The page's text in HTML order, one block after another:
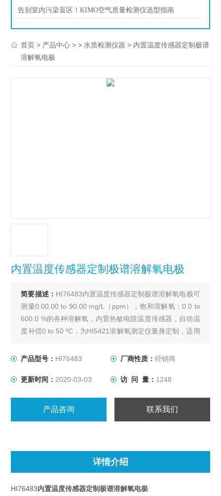
告别室内污染盲区！KIMO空气质量检测仪选型指南
首页 > 产品中心 > > 水质检测仪器 > 内置温度传感器定制极谱
溶解氧电极
内置温度传感器定制极谱溶解氧电极
简要描述： HI76483内置温度传感器定制极谱溶解氧电极可
测量0.00.00 to 90.00 mg/L（ppm），饱和溶解氧：0.0 to
600.0 %的各种溶解氧，内置热敏电阻温度传感器，自动温
度补偿0 to 50 ºC，为HI5421溶解氧测定仪量身定制，适用
产品型号： HI76483 厂商性质： 经销商
更新时间： 2020-03-03 访 问 量： 1248
产品咨询 联系我们
详情介绍
HI76483内置温度传感器定制极谱溶解氧电极